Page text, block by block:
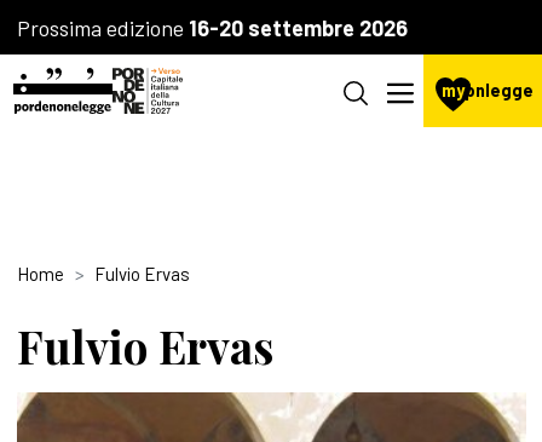
Prossima edizione 16-20 settembre 2026
mypnlegge
Home Fulvio Ervas
Fulvio Ervas